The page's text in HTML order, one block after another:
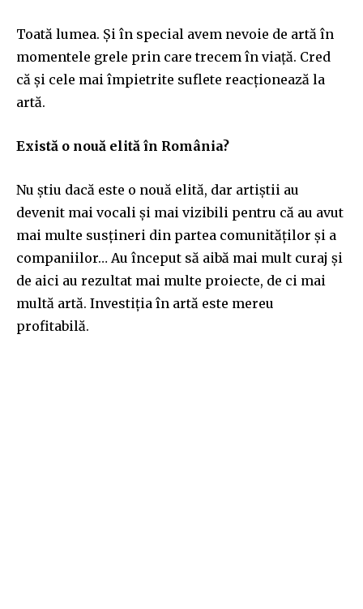
Toată lumea. Și în special avem nevoie de artă în
momentele grele prin care trecem în viață. Cred
că și cele mai împietrite suflete reacționează la
artă.
Există o nouă elită în România?
Nu știu dacă este o nouă elită, dar artiștii au
devenit mai vocali și mai vizibili pentru că au avut
mai multe susțineri din partea comunităților și a
companiilor… Au început să aibă mai mult curaj și
de aici au rezultat mai multe proiecte, de ci mai
multă artă. Investiția în artă este mereu
profitabilă.